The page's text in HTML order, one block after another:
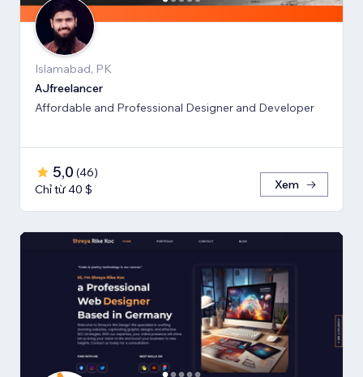
Islamabad, PK
AJfreelancer
Affordable and Professional Designer and Developer
5,0 (46)
Chỉ từ 40 $
Xem